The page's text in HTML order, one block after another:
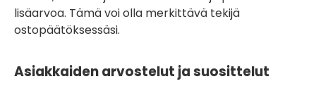
lisäarvoa. Tämä voi olla merkittävä tekijä
ostopäätöksessäsi.
Asiakkaiden arvostelut ja suosittelut